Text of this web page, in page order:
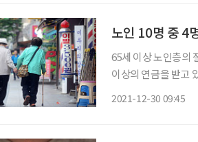
노인 10명 중 4
65세 이상 노인층의
이상의 연금을 받고 있
2021-12-30 09:45